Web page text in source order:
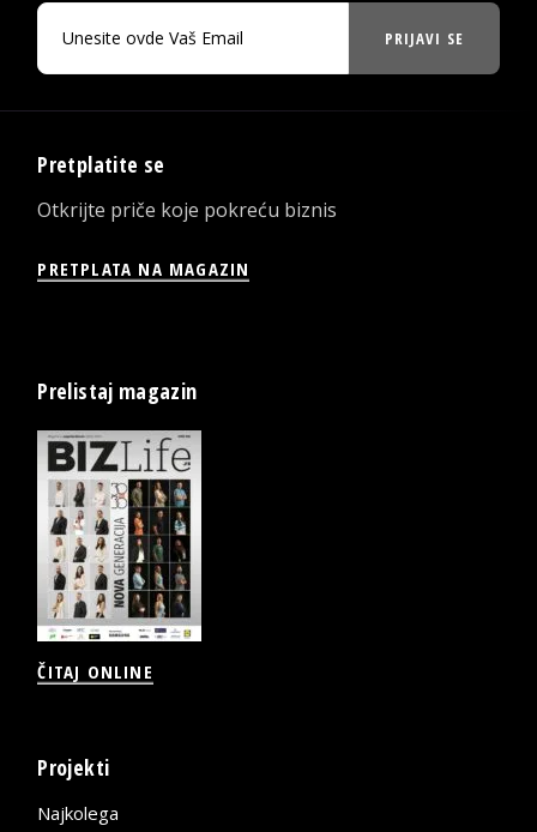
PRIJAVI SE
Pretplatite se
Otkrijte priče koje pokreću biznis
PRETPLATA NA MAGAZIN
Prelistaj magazin
ČITAJ ONLINE
Projekti
Najkolega